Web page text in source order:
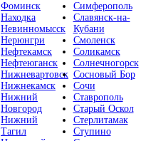
Фоминск
Находка
Невинномысск
Нерюнгри
Нефтекамск
Нефтеюганск
Нижневартовск
Нижнекамск
Нижний
Новгород
Нижний
Тагил
Симферополь
Славянск-на-
Кубани
Смоленск
Соликамск
Солнечногорск
Сосновый Бор
Сочи
Ставрополь
Старый Оскол
Стерлитамак
Ступино